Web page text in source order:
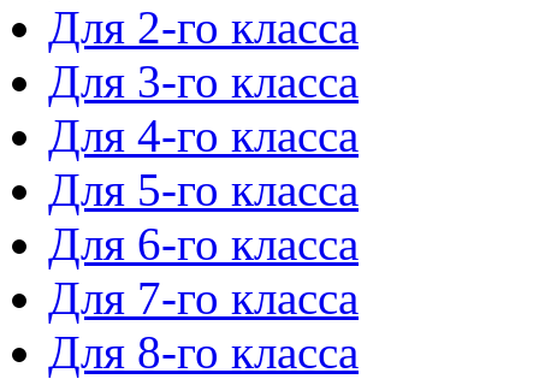
Для 2-го класса
Для 3-го класса
Для 4-го класса
Для 5-го класса
Для 6-го класса
Для 7-го класса
Для 8-го класса